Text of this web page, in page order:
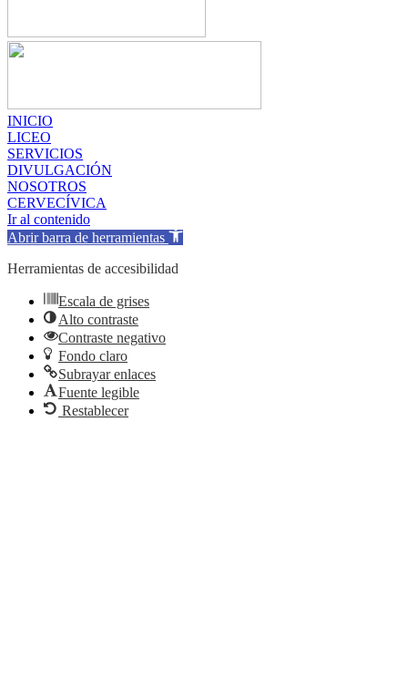
INICIO
LICEO
SERVICIOS
DIVULGACIÓN
NOSOTROS
CERVECÍVICA
Ir al contenido
Abrir barra de herramientas
Herramientas de accesibilidad
Escala de grises
Alto contraste
Contraste negativo
Fondo claro
Subrayar enlaces
Fuente legible
Restablecer